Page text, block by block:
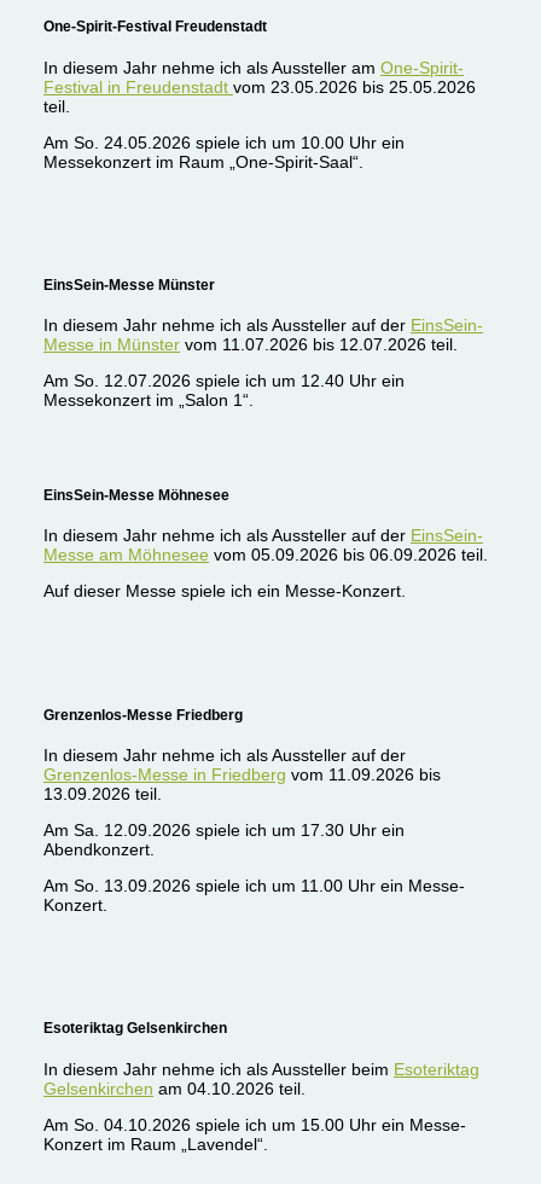
One-Spirit-Festival Freudenstadt
In diesem Jahr nehme ich als Aussteller am One-Spirit-
Festival in Freudenstadt vom 23.05.2026 bis 25.05.2026
teil.
Am So. 24.05.2026 spiele ich um 10.00 Uhr ein
Messekonzert im Raum „One-Spirit-Saal“.
EinsSein-Messe Münster
In diesem Jahr nehme ich als Aussteller auf der EinsSein-
Messe in Münster vom 11.07.2026 bis 12.07.2026 teil.
Am So. 12.07.2026 spiele ich um 12.40 Uhr ein
Messekonzert im „Salon 1“.
EinsSein-Messe Möhnesee
In diesem Jahr nehme ich als Aussteller auf der EinsSein-
Messe am Möhnesee vom 05.09.2026 bis 06.09.2026 teil.
Auf dieser Messe spiele ich ein Messe-Konzert.
Grenzenlos-Messe Friedberg
In diesem Jahr nehme ich als Aussteller auf der
Grenzenlos-Messe in Friedberg vom 11.09.2026 bis
13.09.2026 teil.
Am Sa. 12.09.2026 spiele ich um 17.30 Uhr ein
Abendkonzert.
Am So. 13.09.2026 spiele ich um 11.00 Uhr ein Messe-
Konzert.
Esoteriktag Gelsenkirchen
In diesem Jahr nehme ich als Aussteller beim Esoteriktag
Gelsenkirchen am 04.10.2026 teil.
Am So. 04.10.2026 spiele ich um 15.00 Uhr ein Messe-
Konzert im Raum „Lavendel“.